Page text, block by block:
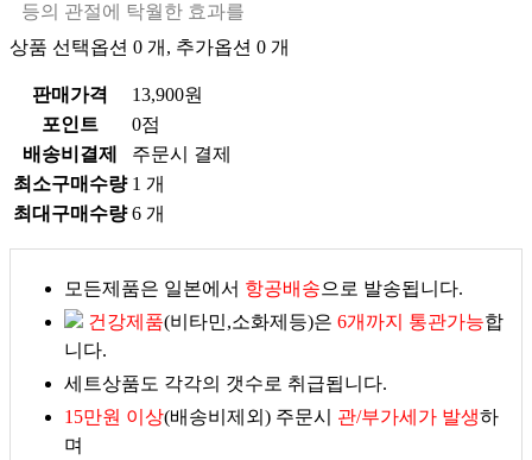
등의 관절에 탁월한 효과를
상품 선택옵션 0 개, 추가옵션 0 개
판매가격
13,900원
포인트
0점
배송비결제
주문시 결제
최소구매수량 1 개
최대구매수량 6 개
모든제품은 일본에서 항공배송으로 발송됩니다.
건강제품(비타민,소화제등)은 6개까지 통관가능합
니다.
세트상품도 각각의 갯수로 취급됩니다.
15만원 이상(배송비제외) 주문시 관/부가세가 발생하
며